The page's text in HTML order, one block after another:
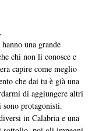
una grande
chi non li conosce e
capire come meglio
che dai tu è già una
di aggiungere altri
protagonisti.
in Calabria e una